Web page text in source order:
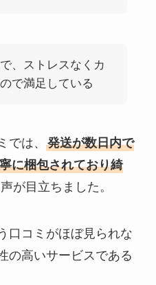
、ストレスなくカ
で満足している
では、 発送が数日内で
に梱包されており綺
が目立ちました。
口コミがほぼ見られな
の高いサービスである